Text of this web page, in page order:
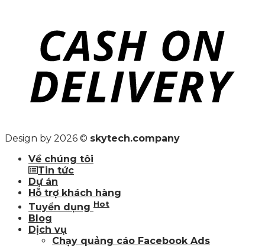
Design by 2026 © skytech.company
Về chúng tôi
Tin tức
Dự án
Hỗ trợ khách hàng
Tuyển dụng Hot
Blog
Dịch vụ
Chạy quảng cáo Facebook Ads